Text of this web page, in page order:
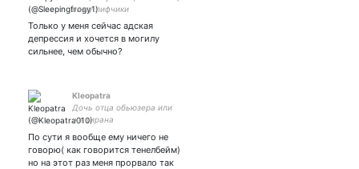
вяжу лифчики
Только у меня сейчас адская
депрессия и хочется в могилу
сильнее, чем обычно?
Kleopatra
Дочь отца обьюзера или
же тирана
По сути я вообще ему ничего не
говорю( как говорится тенелбейм)
но на этот раз меня прорвало так